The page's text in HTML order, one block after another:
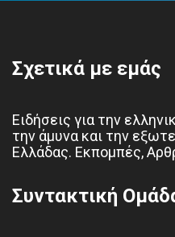
Σχετικά με εμάς
Ειδήσεις για την
την άμυνα και την
Ελλάδας. Εκπομπές,
Συντακτική